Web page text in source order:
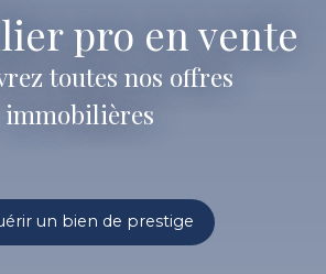
pro en vente
toutes nos offres
immobilières
un bien de prestige